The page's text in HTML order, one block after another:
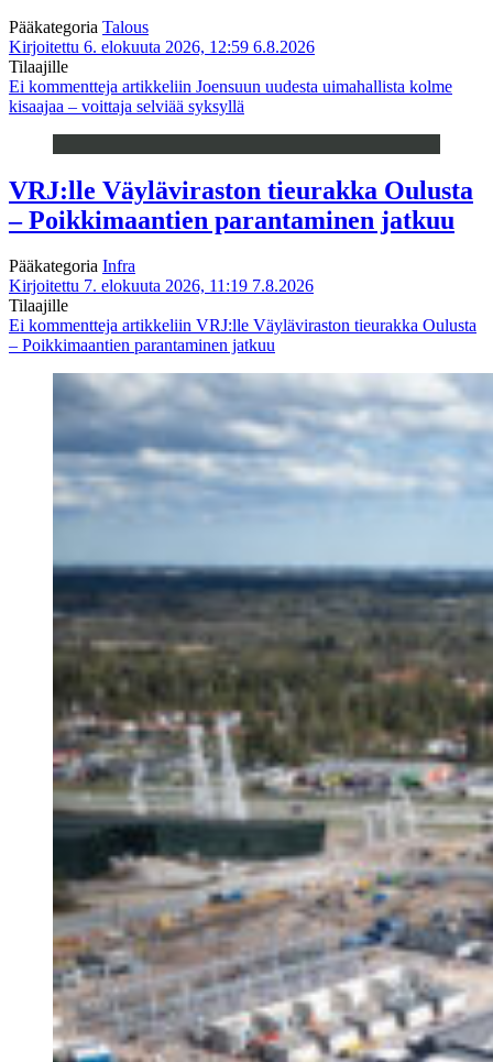
Pääkategoria Talous
Kirjoitettu 6. elokuuta 2026, 12:59 6.8.2026
Tilaajille
Ei kommentteja artikkeliin Joensuun uudesta uimahallista kolme
kisaajaa – voittaja selviää syksyllä
VRJ:lle Väyläviraston tieurakka Oulusta
– Poikkimaantien parantaminen jatkuu
Pääkategoria Infra
Kirjoitettu 7. elokuuta 2026, 11:19 7.8.2026
Tilaajille
Ei kommentteja artikkeliin VRJ:lle Väyläviraston tieurakka Oulusta
– Poikkimaantien parantaminen jatkuu